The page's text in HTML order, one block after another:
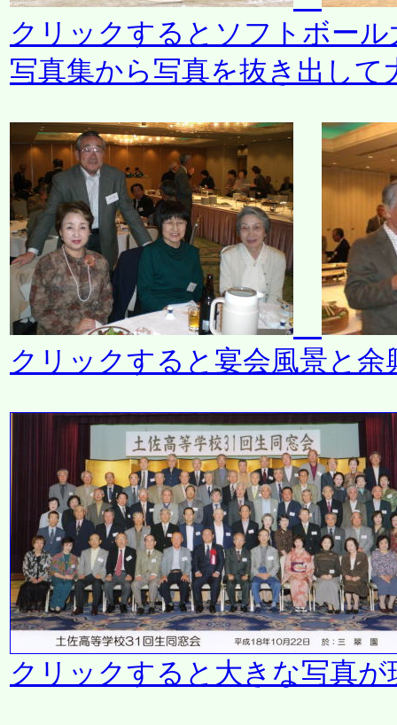
クリックするとソフトボー
写真集から写真を抜き出し
クリックすると宴会風景と
クリックすると大きな写真が